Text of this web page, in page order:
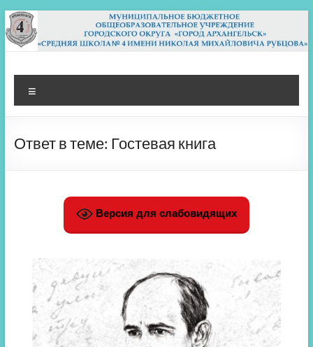
Перейти
к
содержимому
МБОУ СШ 4
Архангельск
Ответ в теме: Гостевая книга
Версия для слабовидящих